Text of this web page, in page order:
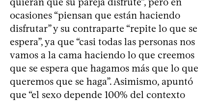
ocasiones “piensan que están haciendo
disfrutar” y su contraparte “repite lo que se
espera”, ya que “casi todas las personas nos
vamos a la cama haciendo lo que creemos
que se espera que hagamos más que lo que
queremos que se haga”. Asimismo, apuntó
que “el sexo depende 100% del contexto